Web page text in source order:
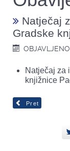
Natječaj
Gradske
Natječaj za
knjižnice
Pret